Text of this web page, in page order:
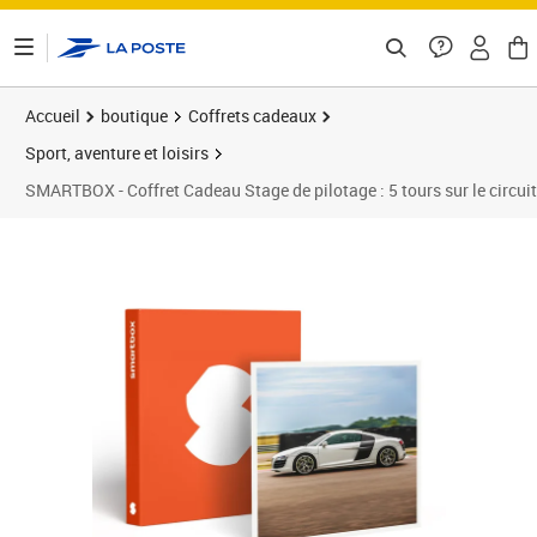
Accueil boutique
Coffrets cadeaux
Sport, aventure et loisirs
SMARTBOX - Coffret Cadeau Stage de pilotage : 5 tours sur le